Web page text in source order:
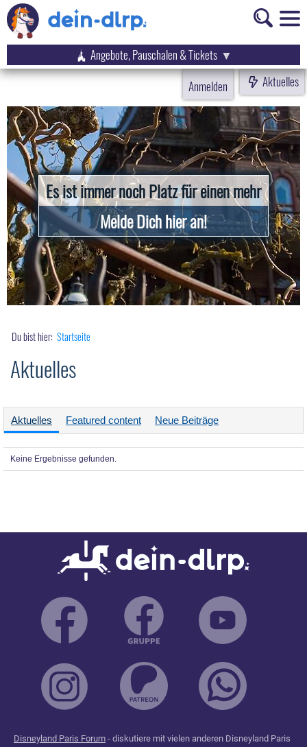
Angebote, Pauschalen & Tickets
Anmelden
Aktuelles
Es ist immer noch Platz für einen mehr
Melde Dich hier an!
Du bist hier: Startseite
Aktuelles
Aktuelles Featured content Neue Beiträge
Keine Ergebnisse gefunden.
Disneyland Paris Forum - diskutiere mit vielen anderen Disneyland Paris